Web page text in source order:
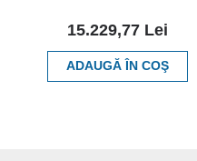
15.229,77 Lei
ADAUGĂ ÎN COŞ